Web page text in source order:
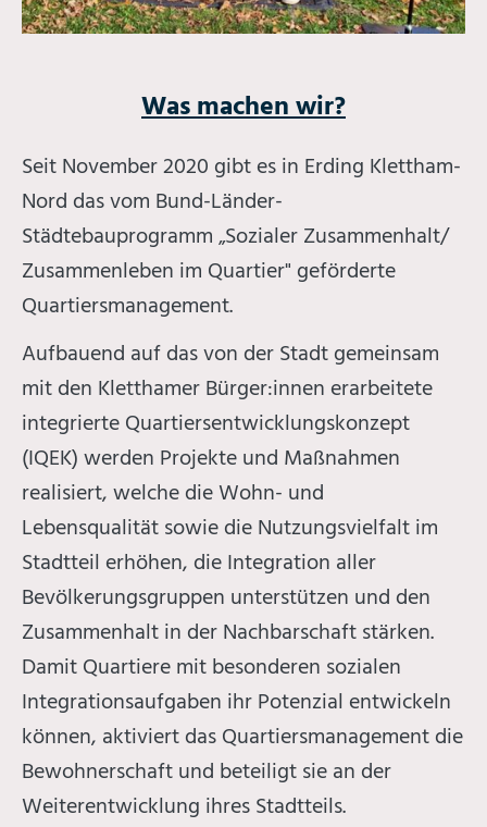
Was machen wir?
Seit November 2020 gibt es in Erding Klettham-
Nord das vom Bund-Länder-
Städtebauprogramm „Sozialer Zusammenhalt/
Zusammenleben im Quartier" geförderte
Quartiersmanagement.
Aufbauend auf das von der Stadt gemeinsam
mit den Kletthamer Bürger:innen erarbeitete
integrierte Quartiersentwicklungskonzept
(IQEK) werden Projekte und Maßnahmen
realisiert, welche die Wohn- und
Lebensqualität sowie die Nutzungsvielfalt im
Stadtteil erhöhen, die Integration aller
Bevölkerungsgruppen unterstützen und den
Zusammenhalt in der Nachbarschaft stärken.
Damit Quartiere mit besonderen sozialen
Integrationsaufgaben ihr Potenzial entwickeln
können, aktiviert das Quartiersmanagement die
Bewohnerschaft und beteiligt sie an der
Weiterentwicklung ihres Stadtteils.